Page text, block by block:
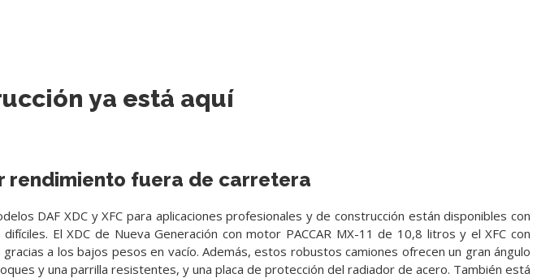
ya está aquí
rendimiento fuera de carretera
DAF XDC y XFC para aplicaciones profesionales y de construcción están disponibles con
El XDC de Nueva Generación con motor PACCAR MX-11 de 10,8 litros y el XFC con
a los bajos pesos en vacío. Además, estos robustos camiones ofrecen un gran ángulo
y una parrilla resistentes, y una placa de protección del radiador de acero. También está